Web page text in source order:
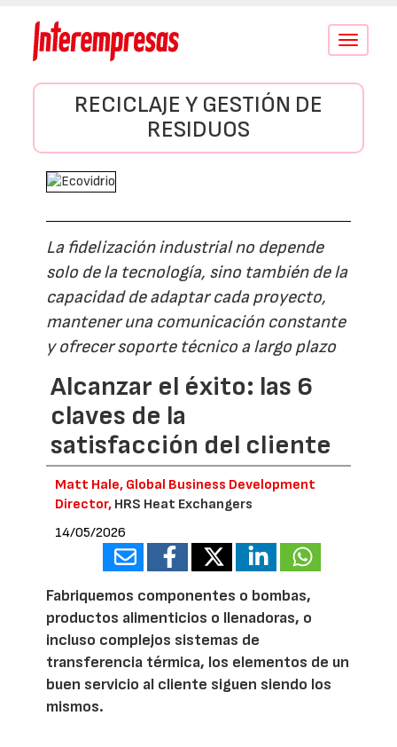
Conmutar
RECICLAJE Y GESTIÓN DE
RESIDUOS
La fidelización industrial no depende
solo de la tecnología, sino también de la
capacidad de adaptar cada proyecto,
mantener una comunicación constante
y ofrecer soporte técnico a largo plazo
Alcanzar el éxito: las 6
claves de la
satisfacción del cliente
Matt Hale, Global Business Development
Director, HRS Heat Exchangers
14/05/2026
Fabriquemos componentes o bombas,
productos alimenticios o llenadoras, o
incluso complejos sistemas de
transferencia térmica, los elementos de un
buen servicio al cliente siguen siendo los
mismos.